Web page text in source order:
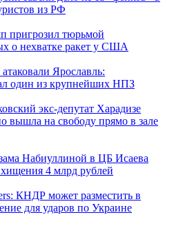
из РФ
пригрозил тюрьмой
о нехватке ракет у США
Ярославль:
один из крупнейших НПЗ
экс-депутат Харадизе
вышла на свободу прямо в зале
Набиуллиной в ЦБ Исаева
4 млрд рублей
КНДР может разместить в
для ударов по Украине